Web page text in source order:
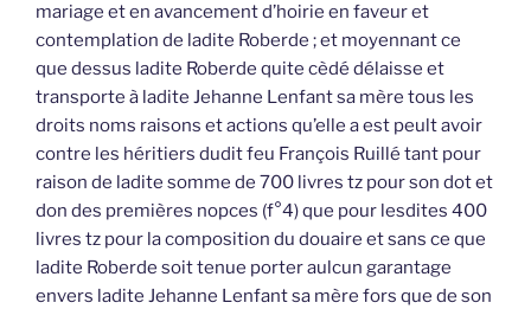
mariage et en avancement d’hoirie en faveur et
contemplation de ladite Roberde ; et moyennant ce
que dessus ladite Roberde quite cèdé délaisse et
transporte à ladite Jehanne Lenfant sa mère tous les
droits noms raisons et actions qu’elle a est peult avoir
contre les héritiers dudit feu François Ruillé tant pour
raison de ladite somme de 700 livres tz pour son dot et
don des premières nopces (f°4) que pour lesdites 400
livres tz pour la composition du douaire et sans ce que
ladite Roberde soit tenue porter aulcun garantage
envers ladite Jehanne Lenfant sa mère fors que de son